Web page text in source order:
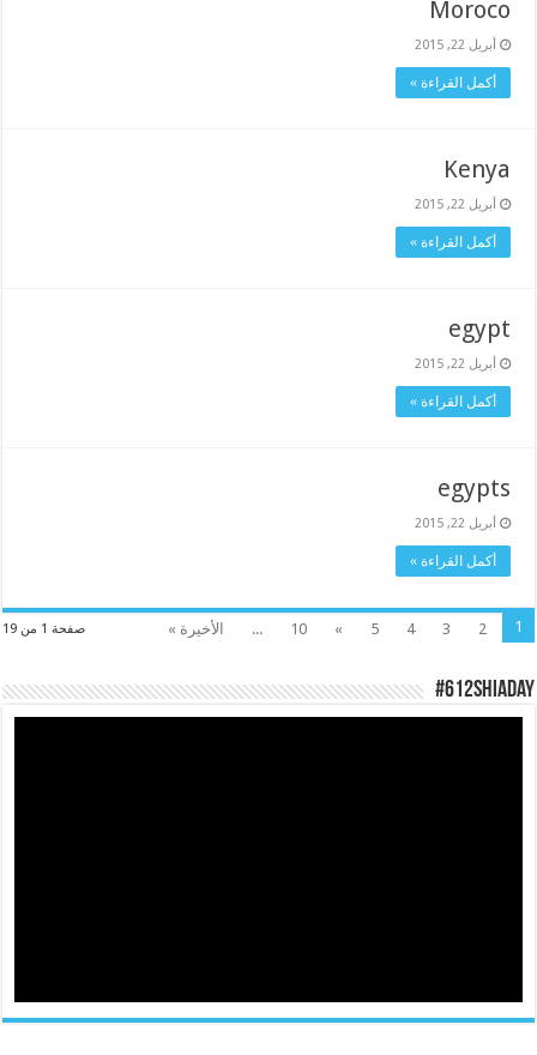
Moroco
أبريل 22, 2015
أكمل القراءة »
Kenya
أبريل 22, 2015
أكمل القراءة »
egypt
أبريل 22, 2015
أكمل القراءة »
egypts
أبريل 22, 2015
أكمل القراءة »
صفحة 1 من 19 1
2
3
4
5
»
10
... الأخيرة »
#612ShiaDay